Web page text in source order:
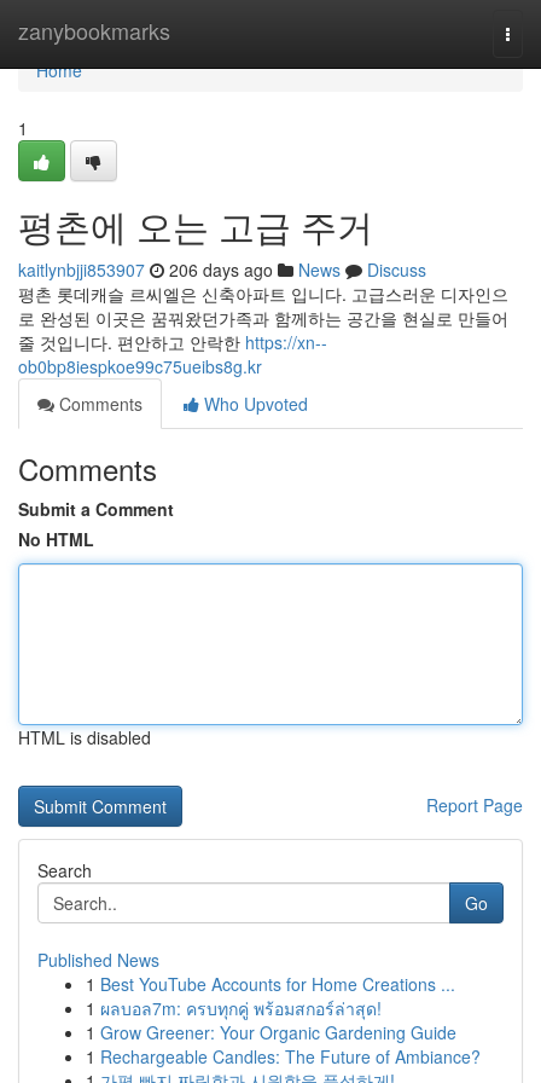
zanybookmarks
Home
Home
1
평촌에 오는 고급 주거
kaitlynbjji853907 206 days ago News
Discuss
평촌 롯데캐슬 르씨엘은 신축아파트 입니다. 고급스러운 디자인으
로 완성된 이곳은 꿈꿔왔던가족과 함께하는 공간을 현실로 만들어
줄 것입니다. 편안하고 안락한 https://xn--
ob0bp8iespkoe99c75ueibs8g.kr
Comments
Who Upvoted
Comments
Submit a Comment
No HTML
HTML is disabled
Report Page
Search
Go
Published News
1 Best YouTube Accounts for Home Creations ...
1 ผลบอล7m: ครบทุกคู่ พร้อมสกอร์ล่าสุด!
1 Grow Greener: Your Organic Gardening Guide
1 Rechargeable Candles: The Future of Ambiance?